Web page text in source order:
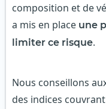
composition et de
a mis en place une
limiter ce risque.
Nous conseillons
des indices couvrant